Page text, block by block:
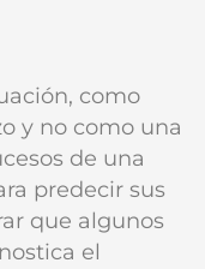
como
y no como una
de una
predecir sus
que algunos
el